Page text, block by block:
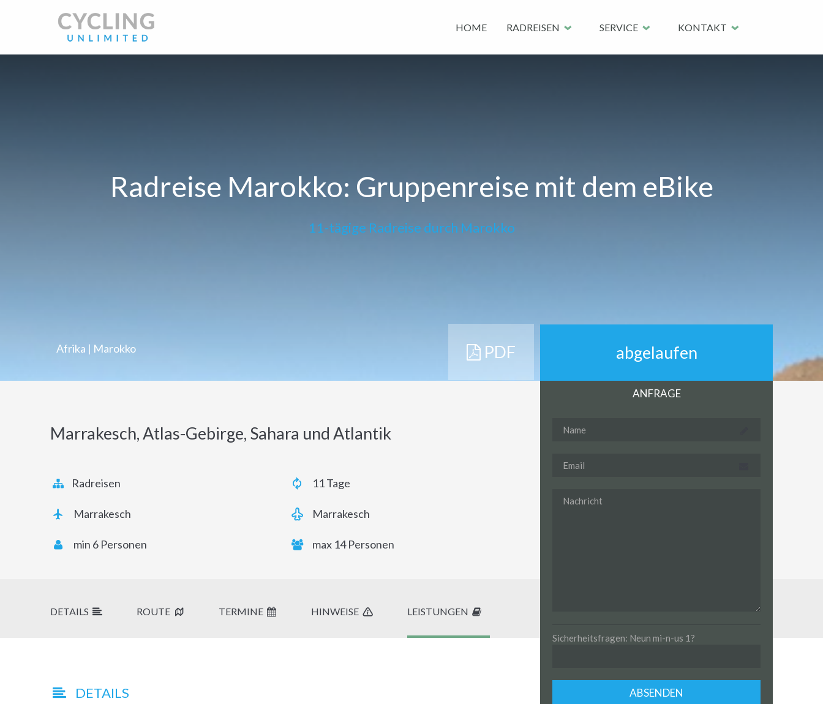
HOME RADREISEN SERVICE KONTAKT
Radreise Marokko: Gruppenreise mit dem eBike
11-tägige Radreise durch Marokko
Afrika | Marokko PDF abgelaufen
Marrakesch, Atlas-Gebirge, Sahara und Atlantik
Radreisen 11 Tage
Marrakesch Marrakesch
min 6 Personen max 14 Personen
DETAILS ROUTE TERMINE HINWEISE LEISTUNGEN
DETAILS
ANFRAGE
Sicherheitsfragen: Neun mi-n-us 1?